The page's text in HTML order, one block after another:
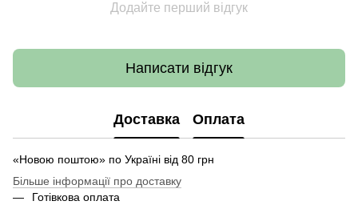
Додайте перший відгук
Написати відгук
Доставка Оплата
«Новою поштою» по Україні від 80 грн
Більше інформації про доставку
Готівкова оплата